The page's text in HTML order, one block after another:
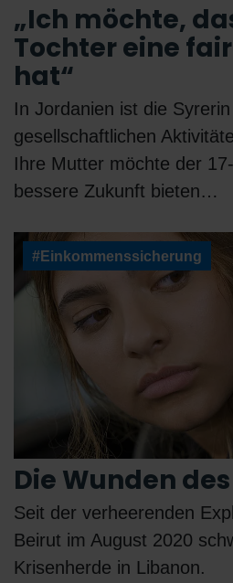
„Ich möchte,
Tochter eine
hat“
In Jordanien ist die
gesellschaftlichen
Ihre Mutter möchte der
bessere Zukunft bieten…
#Einkommenssicherung
Die Wunden
Seit der verheerenden
Beirut im August 2020
Krisenherde in Libanon.